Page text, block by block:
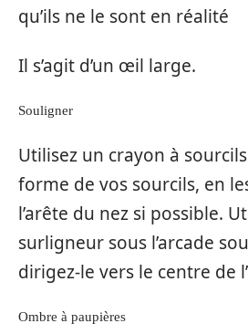
qu’ils ne le sont en réalité
Il s’agit d’un œil large.
Souligner
Utilisez un crayon à
forme de vos sourcils, en
l’arête du nez si possible.
surligneur sous l’arcade
dirigez-le vers le centre de
Ombre à paupières